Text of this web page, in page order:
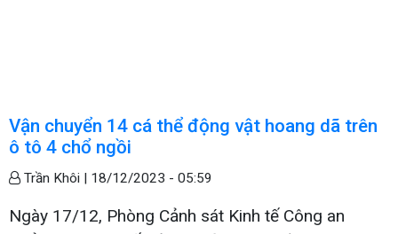
Vận chuyển 14 cá thể động vật hoang dã trên
ô tô 4 chổ ngồi
Trần Khôi | 18/12/2023 - 05:59
Ngày 17/12, Phòng Cảnh sát Kinh tế Công an